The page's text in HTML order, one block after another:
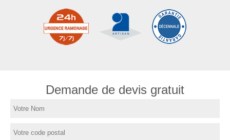
Demande de devis gratuit